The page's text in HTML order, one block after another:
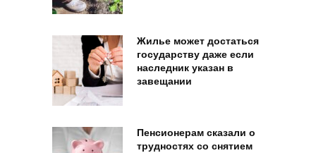
Жилье может достаться
государству даже если
наследник указан в
завещании
Пенсионерам сказали о
трудностях со снятием